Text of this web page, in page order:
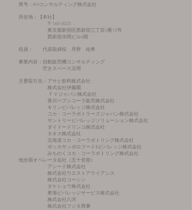
商号：KHコンサルティング株式会社
所在地：【本社】
〒160-0023
東京都新宿区西新宿三丁目3番13号
西新宿水間ビル6階
役員： 代表取締役 丹野 祐希
事業内容：自動販売機コンサルティング
空きスペース活用
主要取引先：​アサヒ飲料株式会社
株式会社伊藤園
ＦＶジャパン株式会社
​ 香川ペプシコーラ販売株式会社
キリンビバレッジ株式会社
コカ・コーラボトラーズジャパン株式会社
サントリービバレッジソリューション株式会社
ダイドードリンコ株式会社
ネオス株式会社
北海道コカ・コーラボトリング株式会社
ポッカサッポロフード&ビバレッジ株式会社
みちのくコカ・コーラボトリング株式会社
他全国オペレータ会社（五十音順）
アシード株式会社
​ 株式会社ウエストアライアンス
株式会社コーシン
​ タケショウ株式会社
東海ビバレッジサービス株式会社
株式会社八洋
​ 株式会社フジタ商事